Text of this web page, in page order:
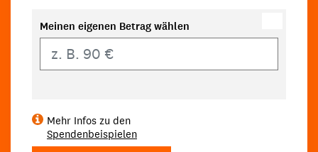
Meinen eigenen Betrag wählen
Mehr Infos zu den
Spendenbeispielen